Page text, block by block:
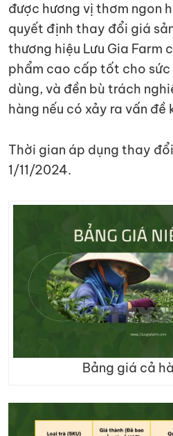
được hương vị thơm ngon
quyết định thay đổi giá
thương hiệu Lưu Gia Farm
phẩm cao cấp tốt cho sức
dùng, và đền bù trách
hàng nếu có xảy ra vấn đề
Thời gian áp dụng thay
1/11/2024.
Bảng giá cả